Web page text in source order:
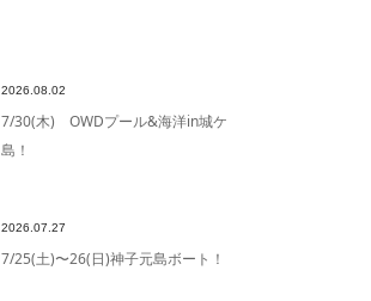
2026.08.02
7/30(木) OWDプール&海洋in城ケ
島！
2026.07.27
7/25(土)〜26(日)神子元島ボート！